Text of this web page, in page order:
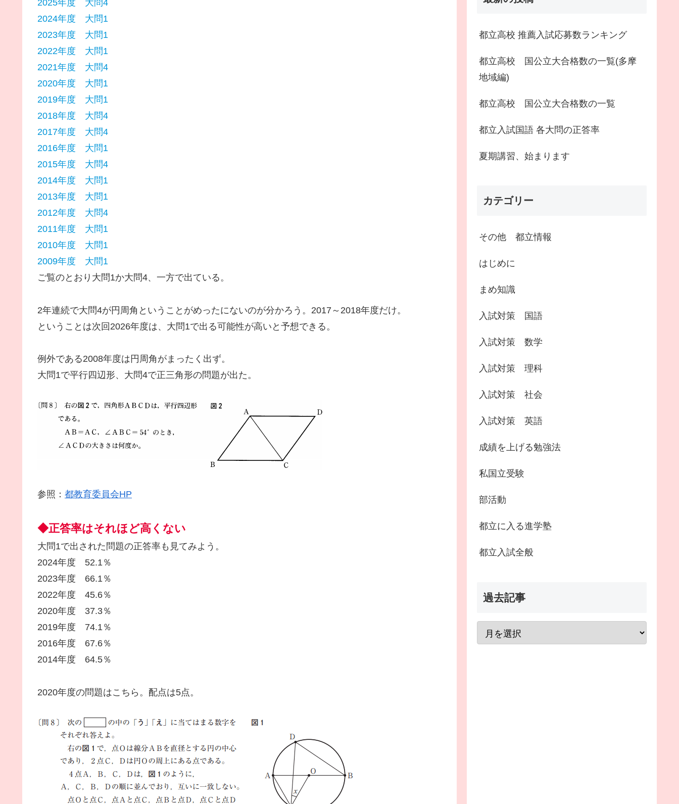
2025年度 大問4
2024年度 大問1
2023年度 大問1
2022年度 大問1
2021年度 大問4
2020年度 大問1
2019年度 大問1
2018年度 大問4
2017年度 大問4
2016年度 大問1
2015年度 大問4
2014年度 大問1
2013年度 大問1
2012年度 大問4
2011年度 大問1
2010年度 大問1
2009年度 大問1
ご覧のとおり大問1か大問4、一方で出ている。
2年連続で大問4が円周角ということがめったにないのが分かろう。2017～2018年度だけ。
ということは次回2026年度は、大問1で出る可能性が高いと予想できる。
例外である2008年度は円周角がまったく出ず。
大問1で平行四辺形、大問4で正三角形の問題が出た。
参照： 都教育委員会HP
◆正答率はそれほど高くない
大問1で出された問題の正答率も見てみよう。
2024年度 52.1％
2023年度 66.1％
2022年度 45.6％
2020年度 37.3％
2019年度 74.1％
2016年度 67.6％
2014年度 64.5％
2020年度の問題はこちら。配点は5点。
都立高校 推薦入試応募数ランキング
都立高校 国公立大合格数の一覧(多摩
地域編)
都立高校 国公立大合格数の一覧
都立入試国語 各大問の正答率
夏期講習、始まります
カテゴリー
その他 都立情報
はじめに
まめ知識
入試対策 国語
入試対策 数学
入試対策 理科
入試対策 社会
入試対策 英語
成績を上げる勉強法
私国立受験
部活動
都立に入る進学塾
都立入試全般
過去記事